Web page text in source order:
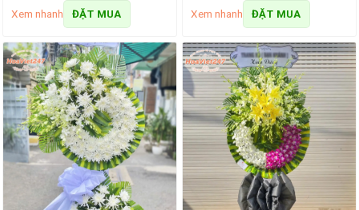
Xem nhanh ĐẶT MUA Xem nhanh ĐẶT MUA